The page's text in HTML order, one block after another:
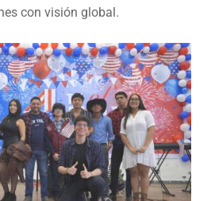
con visión global.